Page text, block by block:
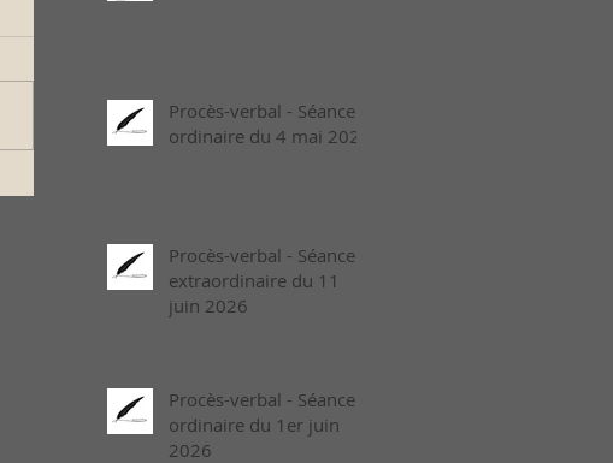
Procès-verbal - Séance
ordinaire du 4 mai 2026
Procès-verbal - Séance
extraordinaire du 11
juin 2026
Procès-verbal - Séance
ordinaire du 1er juin
2026